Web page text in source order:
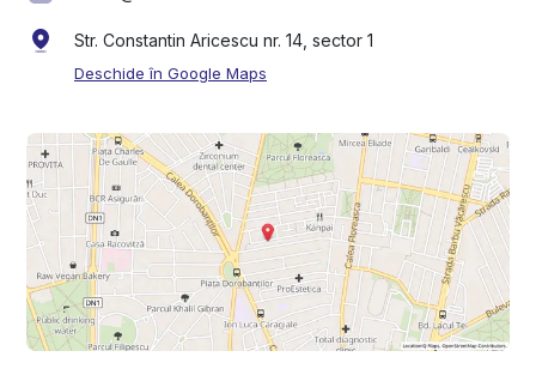
Str. Constantin Aricescu nr. 14, sector 1
Deschide în Google Maps